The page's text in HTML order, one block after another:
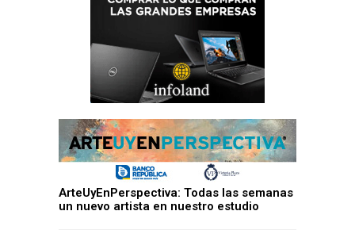
ArteUyEnPerspectiva: Todas las semanas
un nuevo artista en nuestro estudio